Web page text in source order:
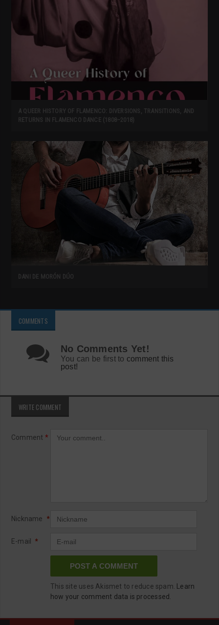
A QUEER HISTORY OF FLAMENCO: DIVERSIONS, TRANSITIONS, AND
RETURNS IN FLAMENCO DANCE (1808–2018)
DANI DE MORÓN DÚO
COMMENTS
No Comments Yet!
You can be first to comment this
post!
WRITE COMMENT
Comment *
Nickname *
E-mail *
This site uses Akismet to reduce spam.
Learn
how your comment data is processed.